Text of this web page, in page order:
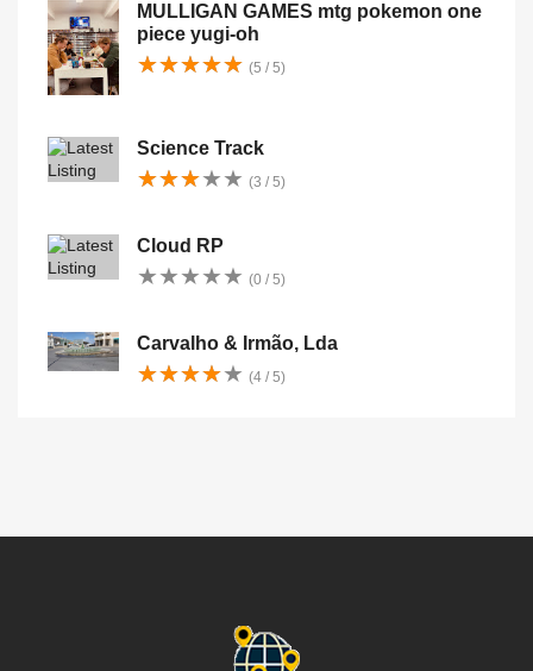
MULLIGAN GAMES mtg pokemon one
piece yugi-oh
★★★★★
★★★★★ (5 / 5)
Science Track
★★★★★
★★★★★ (3 / 5)
Cloud RP
★★★★★
★★★★★ (0 / 5)
Carvalho & Irmão, Lda
★★★★★
★★★★★ (4 / 5)